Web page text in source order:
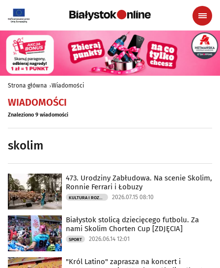
Strona główna Wiadomości
WIADOMOŚCI
Znaleziono 9 wiadomości
skolim
473. Urodziny Zabłudowa. Na scenie Skolim,
Ronnie Ferrari i Łobuzy
KULTURA I ROZRYWKA 2026.07.15 08:10
Białystok stolicą dziecięcego futbolu. Za
nami Skolim Chorten Cup [ZDJĘCIA]
SPORT 2026.06.14 12:01
"Król Latino" zaprasza na koncert i